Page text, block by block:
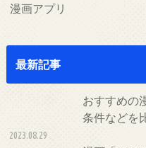
漫画アプリ
最新記事
おすすめの
条件などを
2023.08.29